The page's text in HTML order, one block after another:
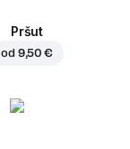
Pršut
od 9,50 €